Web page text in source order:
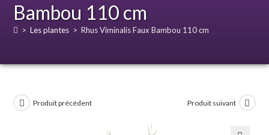
Bambou 110 cm
> Les plantes > Rhus Viminalis Faux Bambou 110 cm
Produit précédent Produit suivant